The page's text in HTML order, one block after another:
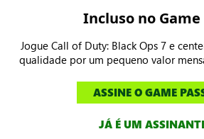
Incluso no Game
Jogue Call of Duty: Black Ops 7 e
qualidade por um pequeno valor
ASSINE O GAME
JÁ É UM